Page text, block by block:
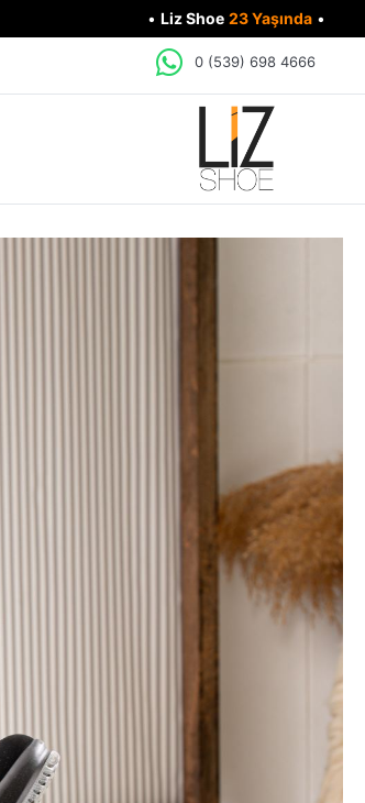
• Liz Shoe 23 Yaşında •
0 (539) 698 4666